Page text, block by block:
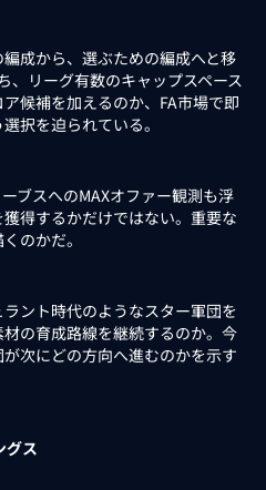
成から、選ぶための編成へと移
、リーグ有数のキャップスペース
候補を加えるのか、FA市場で即
択を迫られている。
ブスへのMAXオファー観測も浮
得するかだけではない。重要な
のかだ。
ント時代のようなスター軍団を
の育成路線を継続するのか。今
次にどの方向へ進むのかを示す
ス